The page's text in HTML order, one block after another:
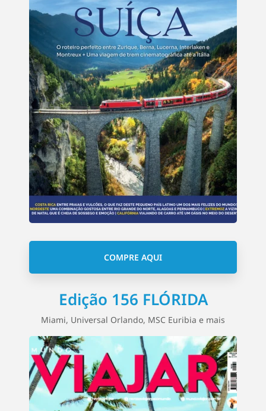
COMPRE AQUI
Edição 156 FLÓRIDA
Miami, Universal Orlando, MSC Euribia e mais